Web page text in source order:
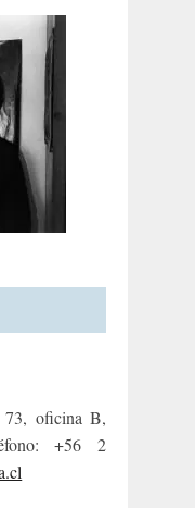
oficina B,
+56 2